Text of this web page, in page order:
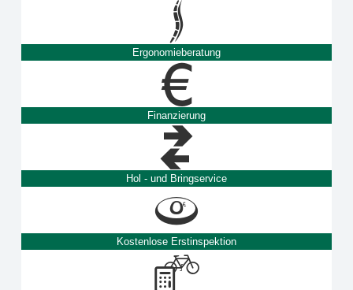
Ergonomieberatung
Finanzierung
Hol - und Bringservice
Kostenlose Erstinspektion